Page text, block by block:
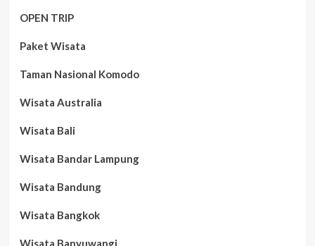
OPEN TRIP
Paket Wisata
Taman Nasional Komodo
Wisata Australia
Wisata Bali
Wisata Bandar Lampung
Wisata Bandung
Wisata Bangkok
Wisata Banyuwangi